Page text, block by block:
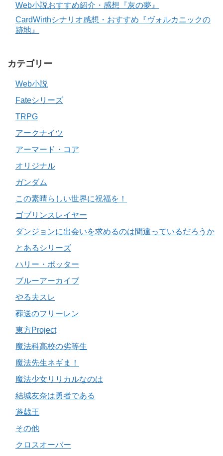
Web小説おすすめ紹介・感想『灰の夢』
CardWirthシナリオ感想・おすすめ『ヴォルカニックの
跡地』
カテゴリー
Web小説
Fateシリーズ
TRPG
アークナイツ
アーマード・コア
オリジナル
ガンダム
この素晴らしい世界に祝福を！
ゴブリンスレイヤー
ダンジョンに出会いを求めるのは間違っているだろうか
とあるシリーズ
ハリー・ポッター
ブルーアーカイブ
やる夫スレ
葬送のフリーレン
東方Project
魔法科高校の劣等生
魔法先生ネギま！
魔法少女リリカルなのは
結城友奈は勇者である
遊戯王
その他
クロスオーバー